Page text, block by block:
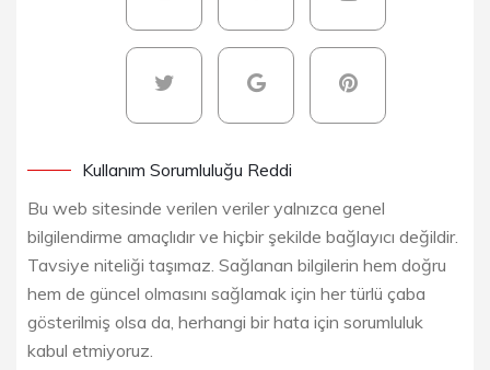
Kullanım Sorumluluğu Reddi
Bu web sitesinde verilen veriler yalnızca genel
bilgilendirme amaçlıdır ve hiçbir şekilde bağlayıcı değildir.
Tavsiye niteliği taşımaz. Sağlanan bilgilerin hem doğru
hem de güncel olmasını sağlamak için her türlü çaba
gösterilmiş olsa da, herhangi bir hata için sorumluluk
kabul etmiyoruz.